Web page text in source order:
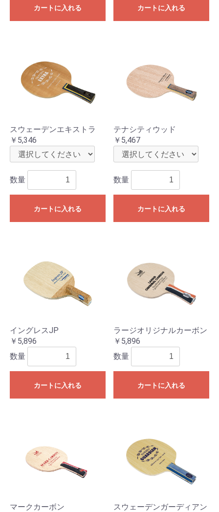
カートに入れる カートに入れる
スウェーデンエキストラ
￥5,346
数量
カートに入れる
テナシティウッド
￥5,467
数量
カートに入れる
イングレスJP
￥5,896
数量
カートに入れる
ラージオリジナルカーボン
￥5,896
数量
カートに入れる
マークカーボン
スウェーデンガーディアン